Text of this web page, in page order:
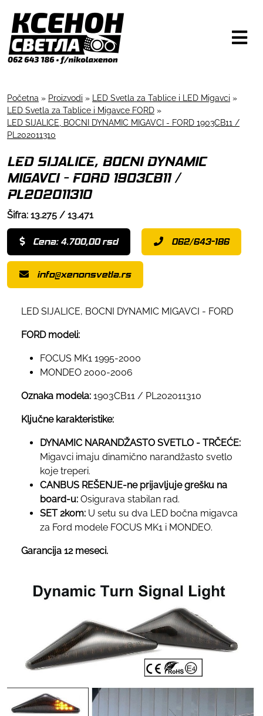
Početna » Proizvodi » LED Svetla za Tablice i LED Migavci »
LED Svetla za Tablice i Migavce FORD »
LED SIJALICE, BOCNI DYNAMIC MIGAVCI - FORD 1903CB11 /
PL202011310
LED SIJALICE, BOCNI DYNAMIC
MIGAVCI - FORD 1903CB11 /
PL202011310
Šifra: 13.275 / 13.471
Cena: 4.700,00 rsd 062/643-186
info@xenonsvetla.rs
LED SIJALICE, BOCNI DYNAMIC MIGAVCI - FORD
FORD modeli:
FOCUS MK1 1995-2000
MONDEO 2000-2006
Oznaka modela: 1903CB11 / PL202011310
Ključne karakteristike:
DYNAMIC NARANDŽASTO SVETLO - TRČEĆE:
Migavci imaju dinamično narandžasto svetlo
koje treperi.
CANBUS REŠENJE-ne prijavljuje grešku na
board-u: Osigurava stabilan rad.
SET 2kom: U setu su dva LED bočna migavca
za Ford modele FOCUS MK1 i MONDEO.
Garancija 12 meseci.